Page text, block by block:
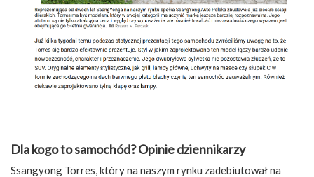
Dla kogo to samochód? Opinie dziennikarzy
Ssangyong Torres, który na naszym rynku zadebiutował na